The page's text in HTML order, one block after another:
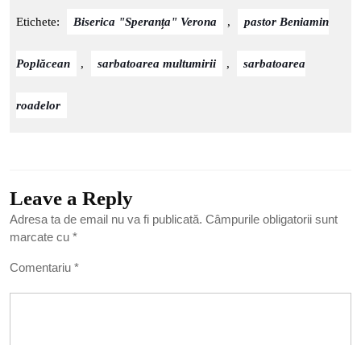
Etichete: Biserica "Speranța" Verona , pastor Beniamin
Poplăcean , sarbatoarea multumirii , sarbatoarea
roadelor
Leave a Reply
Adresa ta de email nu va fi publicată. Câmpurile obligatorii sunt
marcate cu *
Comentariu *